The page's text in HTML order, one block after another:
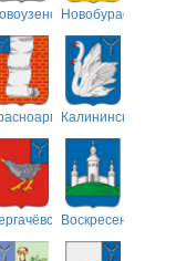
Новобурасский
Калининский
Воскресенский